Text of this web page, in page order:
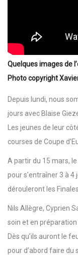
Quelques images de
Photo copyright
Depuis lundi, nous
jours avec Blaise
Les jeunes de leur
courses de Coupe
A partir du 15 mars,
pour s’entraîner 3 à
dérouleront les Finales.
Nils Allègre, Cyprien
soin et en préparation
Dès qu’ils auront le
pour d’abord faire du